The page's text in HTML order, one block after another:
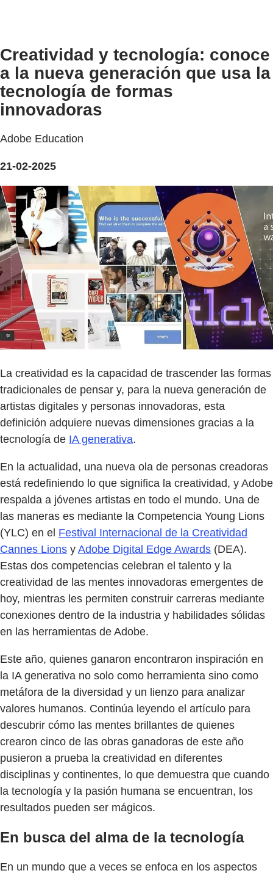
Creatividad y tecnología: conoce
a la nueva generación que usa la
tecnología de formas
innovadoras
Adobe Education
21-02-2025
La creatividad es la capacidad de trascender las formas
tradicionales de pensar y, para la nueva generación de
artistas digitales y personas innovadoras, esta
definición adquiere nuevas dimensiones gracias a la
tecnología de IA generativa.
En la actualidad, una nueva ola de personas creadoras
está redefiniendo lo que significa la creatividad, y Adobe
respalda a jóvenes artistas en todo el mundo. Una de
las maneras es mediante la Competencia Young Lions
(YLC) en el Festival Internacional de la Creatividad
Cannes Lions y Adobe Digital Edge Awards (DEA).
Estas dos competencias celebran el talento y la
creatividad de las mentes innovadoras emergentes de
hoy, mientras les permiten construir carreras mediante
conexiones dentro de la industria y habilidades sólidas
en las herramientas de Adobe.
Este año, quienes ganaron encontraron inspiración en
la IA generativa no solo como herramienta sino como
metáfora de la diversidad y un lienzo para analizar
valores humanos. Continúa leyendo el artículo para
descubrir cómo las mentes brillantes de quienes
crearon cinco de las obras ganadoras de este año
pusieron a prueba la creatividad en diferentes
disciplinas y continentes, lo que demuestra que cuando
la tecnología y la pasión humana se encuentran, los
resultados pueden ser mágicos.
En busca del alma de la tecnología
En un mundo que a veces se enfoca en los aspectos